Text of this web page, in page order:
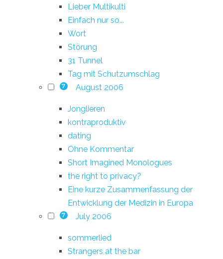
Lieber Multikulti
Einfach nur so...
Wort
Störung
31 Tunnel
Tag mit Schutzumschlag
7 August 2006
Jonglieren
kontraproduktiv
dating
Ohne Kommentar
Short Imagined Monologues
the right to privacy?
Eine kurze Zusammenfassung der
Entwicklung der Medizin in Europa
7 July 2006
sommerlied
Strangers at the bar